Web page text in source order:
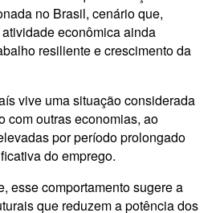
no Brasil, cenário que,
econômica ainda
resiliente e crescimento da
vive uma situação considerada
com outras economias, ao
por período prolongado
do emprego.
esse comportamento sugere a
que reduzem a potência dos